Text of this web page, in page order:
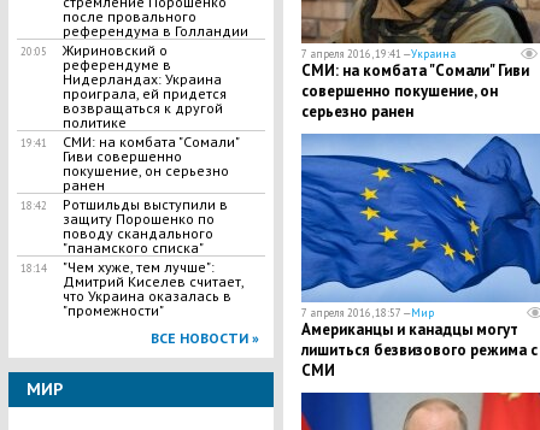
после провального
референдума в Голландии
20:05
Жириновский о
референдуме в
Нидерландах: Украина
проиграла, ей придется
возвращаться к другой
политике
19:41
СМИ: на комбата "Сомали"
Гиви совершенно
покушение, он серьезно
ранен
18:42
Ротшильды выступили в
защиту Порошенко по
поводу скандального
"панамского списка"
18:14
"Чем хуже, тем лучше":
Дмитрий Киселев считает,
что Украина оказалась в
"промежности"
ВСЕ НОВОСТИ »
МИР
7 апреля 2016, 19:41 —Украина
СМИ: на комбата "Сомали" Гиви
совершенно покушение, он
серьезно ранен
7 апреля 2016, 18:57 —Мир
Американцы и канадцы могут
лишиться безвизового режима с
СМИ